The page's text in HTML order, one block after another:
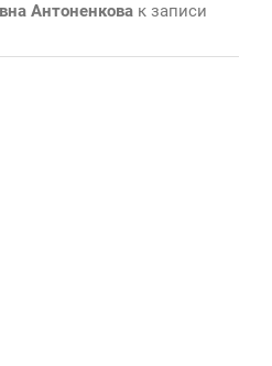
Антоненкова к записи